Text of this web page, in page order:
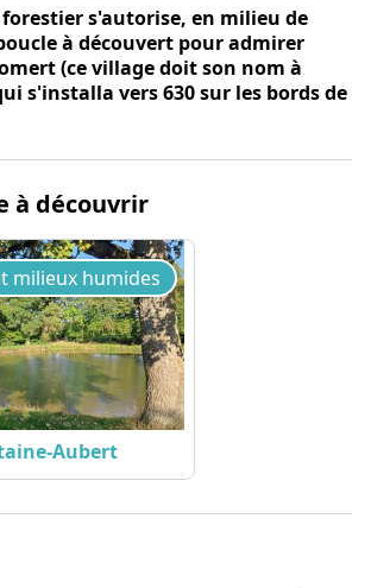
s'autorise, en milieu de
à découvert pour admirer
(ce village doit son nom à
s'installa vers 630 sur les bords de
à découvrir
milieux humides
Aubert